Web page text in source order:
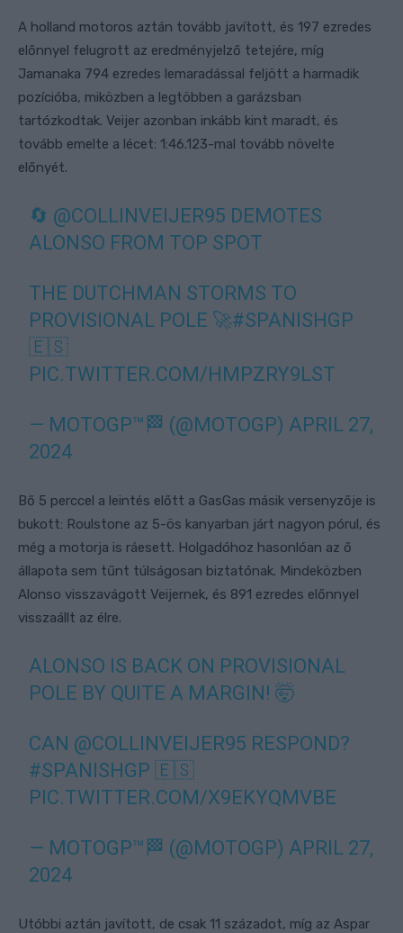
A holland motoros aztán tovább javított, és 197 ezredes
előnnyel felugrott az eredményjelző tetejére, míg
Jamanaka 794 ezredes lemaradással feljött a harmadik
pozícióba, miközben a legtöbben a garázsban
tartózkodtak. Veijer azonban inkább kint maradt, és
tovább emelte a lécet: 1:46.123-mal tovább növelte
előnyét.
🔄 @COLLINVEIJER95 DEMOTES
ALONSO FROM TOP SPOT
THE DUTCHMAN STORMS TO
PROVISIONAL POLE 🚀#SPANISHGP
🇪🇸
PIC.TWITTER.COM/HMPZRY9LST
— MOTOGP™🏁 (@MOTOGP) APRIL 27,
2024
Bő 5 perccel a leintés előtt a GasGas másik versenyzője is
bukott: Roulstone az 5-ös kanyarban járt nagyon pórul, és
még a motorja is ráesett. Holgadóhoz hasonlóan az ő
állapota sem tűnt túlságosan biztatónak. Mindeközben
Alonso visszavágott Veijernek, és 891 ezredes előnnyel
visszaállt az élre.
ALONSO IS BACK ON PROVISIONAL
POLE BY QUITE A MARGIN! 🤯
CAN @COLLINVEIJER95 RESPOND?
#SPANISHGP 🇪🇸
PIC.TWITTER.COM/X9EKYQMVBE
— MOTOGP™🏁 (@MOTOGP) APRIL 27,
2024
Utóbbi aztán javított, de csak 11 századot, míg az Aspar